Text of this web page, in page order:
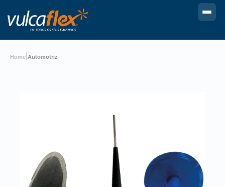
Home Automotriz